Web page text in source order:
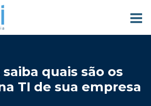
saiba quais são os
TI de sua empresa